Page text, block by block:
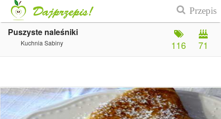
Puszyste naleśniki
Kuchnia Sabiny 71
116